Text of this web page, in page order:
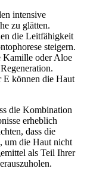
intensive
zu glätten.
‍die Leitfähigkeit
steigern.
Kamille oder Aloe
E können die Haut
die Kombination
erheblich
dass die
um‍ die Haut nicht
als Teil Ihrer